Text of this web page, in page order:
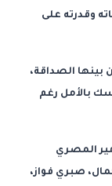
وقدرته على
الصداقة،
بالأمل رغم
المصري
صبري فواز،